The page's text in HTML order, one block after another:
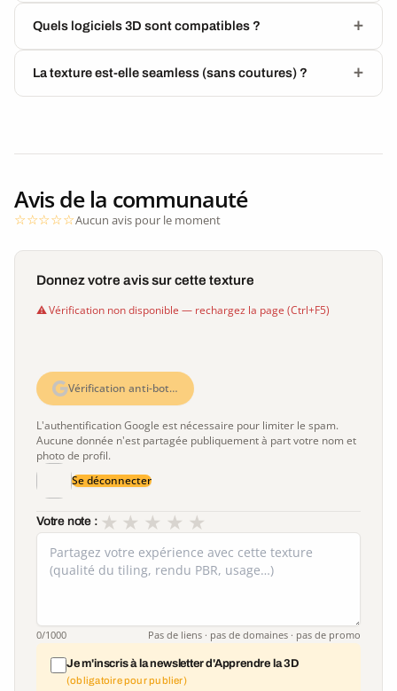
Quels logiciels 3D sont compatibles ?
La texture est-elle seamless (sans coutures) ?
Avis de la communauté
Aucun avis pour le moment
Donnez votre avis sur cette texture
Vérification non disponible — rechargez la page (Ctrl+F5)
Vérification anti-bot…
L'authentification Google est nécessaire pour limiter le spam.
Aucune donnée n'est partagée publiquement à part votre nom et
photo de profil.
Se déconnecter
Votre note : ★
★
★
★
★
0/1000 Pas de liens · pas de domaines · pas de promo
Je m'inscris à la newsletter d'Apprendre la 3D
(obligatoire pour publier)